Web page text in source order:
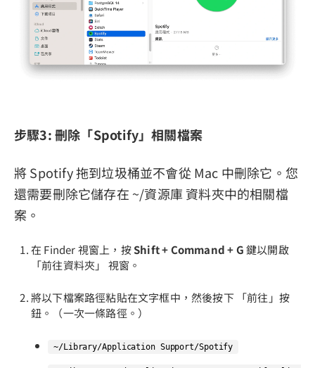
步驟3: 刪除「Spotify」相關檔案
將 Spotify 拖到垃圾桶並不會從 Mac 中刪除它。您
還需要刪除它儲存在 ~/資源庫 資料夾中的相關檔
案。
在 Finder 視窗上，按Shift + Command + G鍵以開啟
「前往資料夾」 視窗。
將以下檔案路徑粘貼在文字框中，然後按下 「前往」按
鈕。（一次一條路徑。）
~/Library/Application Support/Spotify